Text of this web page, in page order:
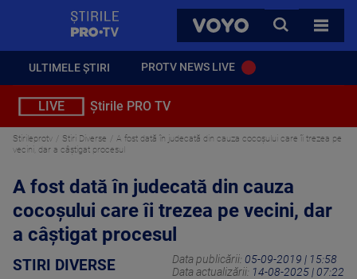
VOYO
CAUTA
TOATE
ULTIMELE ȘTIRI PROTV NEWS LIVE
LIVE Știrile PRO TV
Stirileprotv Stiri Diverse
A fost dată în judecată din cauza cocoșului care îi trezea pe
vecini, dar a câștigat procesul
A fost dată în judecată din cauza
cocoșului care îi trezea pe vecini, dar
a câștigat procesul
STIRI DIVERSE Data publicării: 05-09-2019 | 15:58
Data actualizării: 14-08-2025 | 07:22